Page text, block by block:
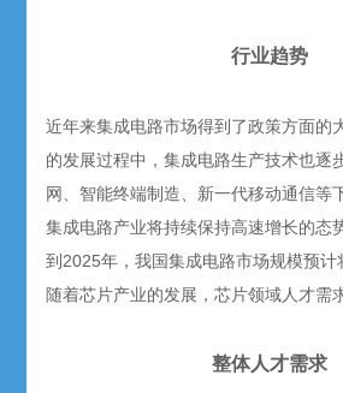
行业趋势
近年来集成电路市场得到了政策方面的
的发展过程中，集成电路生产技术也逐
网、智能终端制造、新一代移动通信等
集成电路产业将持续保持高速增长的态
到2025年，我国集成电路市场规模预计
随着芯片产业的发展，芯片领域人才需
整体人才需求